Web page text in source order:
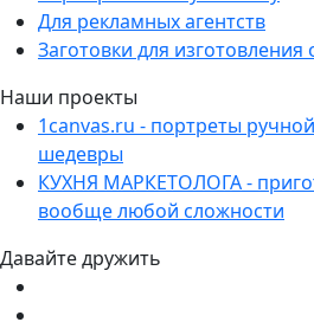
Для рекламных агентств
Заготовки для
Наши проекты
1canvas.ru - портреты
шедевры
КУХНЯ МАРКЕТОЛОГА -
вообще любой сложности
Давайте дружить